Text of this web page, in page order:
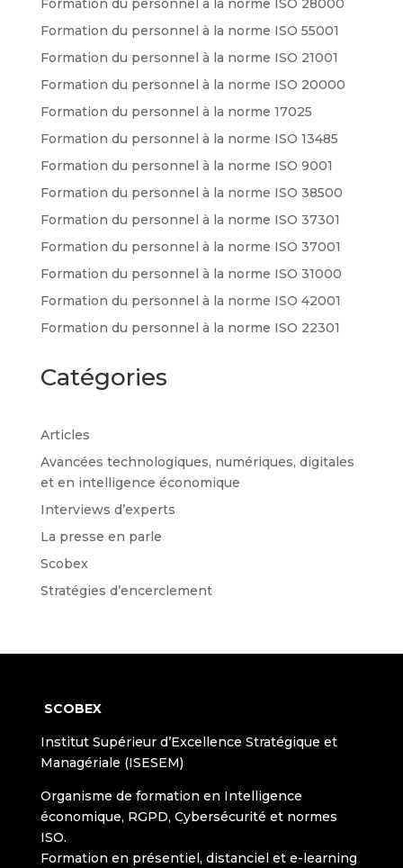
Formation du personnel à la norme ISO 55001
Formation du personnel à la norme ISO 21001
Formation du personnel à la norme ISO 20000
Formation du personnel à la norme 17025
Formation du personnel à la norme ISO 13485
Formation du personnel à la norme ISO 9001
Formation du personnel à la norme ISO 38500
Formation du personnel à la norme ISO 37301
Formation du personnel à la norme ISO 37001
Formation du personnel à la norme ISO 31000
Formation du personnel à la norme ISO 42001
Formation du personnel à la norme ISO 22301
Catégories
Articles
Avancées technologiques, numériques, digitales
et en intelligence économique
Interviews d’experts
La presse en parle
Scobex
Stratégies d’encerclement
SCOBEX
Institut Supérieur d’Excellence Stratégique et
Managériale (ISESEM)
Organisme de formation en Intelligence
économique, RGPD, Cybersécurité et normes
ISO.
Formation en présentiel, distanciel et e-learning